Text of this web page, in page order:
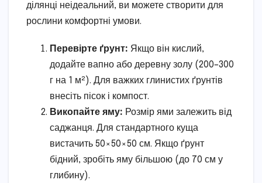
ділянці неідеальний, ви можете створити для
рослини комфортні умови.
Перевірте ґрунт: Якщо він кислий,
додайте вапно або деревну золу (200–300
г на 1 м²). Для важких глинистих ґрунтів
внесіть пісок і компост.
Викопайте яму: Розмір ями залежить від
саджанця. Для стандартного куща
вистачить 50×50×50 см. Якщо ґрунт
бідний, зробіть яму більшою (до 70 см у
глибину).